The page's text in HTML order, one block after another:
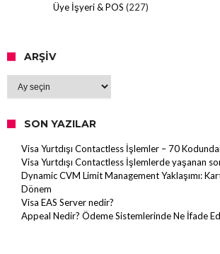
Üye İşyeri & POS (227)
ARŞIV
SON YAZILAR
Visa Yurtdışı Contactless İşlemler – 70
Visa Yurtdışı Contactless İşlemlerde yaşanan
Dynamic CVM Limit Management Yaklaşımı:
Dönem
Visa EAS Server nedir?
Appeal Nedir? Ödeme Sistemlerinde Ne İfade